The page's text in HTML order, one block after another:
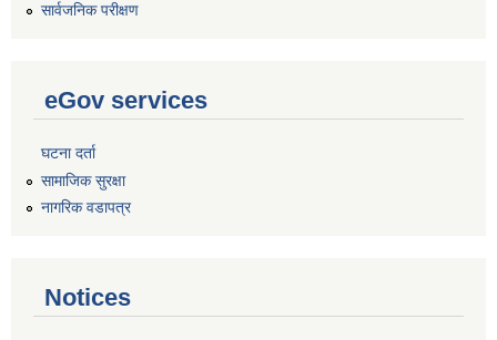
सार्वजनिक परीक्षण
eGov services
घटना दर्ता
सामाजिक सुरक्षा
नागरिक वडापत्र
Notices